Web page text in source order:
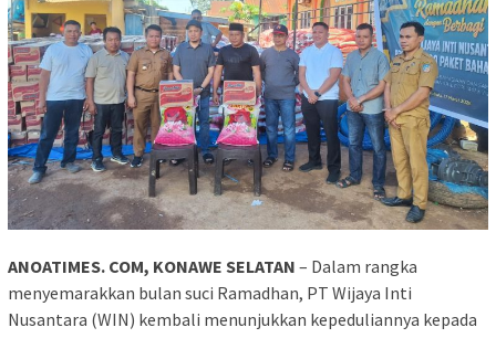
ANOATIMES. COM, KONAWE SELATAN – Dalam rangka
menyemarakkan bulan suci Ramadhan, PT Wijaya Inti
Nusantara (WIN) kembali menunjukkan kepeduliannya kepada